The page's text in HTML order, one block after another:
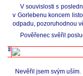
V souvislosti s
v Gorlebenu koncem
odpadu, pozoruhodnou
Pověřenec svěřil
Nevěřil jsem svým